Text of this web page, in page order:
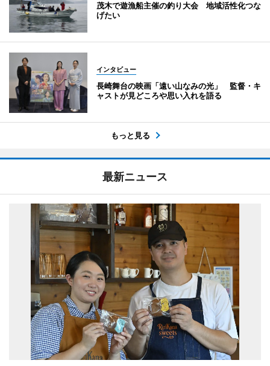
茂木で遊漁船主催の釣り大会 地域活性化つな
げたい
インタビュー
長崎舞台の映画「遠い山なみの光」 監督・キ
ャストが見どころや思い入れを語る
もっと見る
最新ニュース